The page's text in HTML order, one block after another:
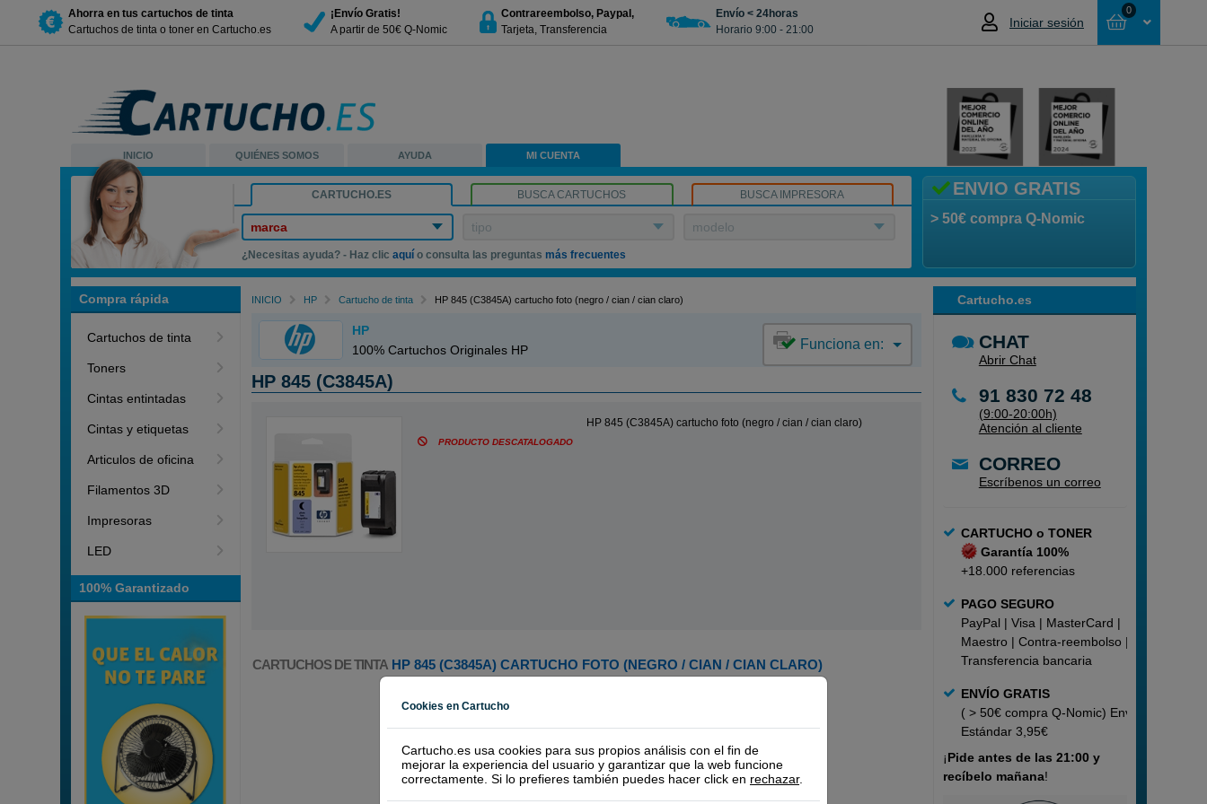
Ahorra en tus cartuchos de tinta
Cartuchos de tinta o toner en Cartucho.es
¡Envío Gratis!
A partir de 50€ Q-Nomic
Contrareembolso, Paypal,
Tarjeta, Transferencia
Envío < 24horas
Horario 9:00 - 21:00
Iniciar sesión
0
NO HAS SELECCIONADO NINGÚN
INICIO QUIÉNES SOMOS AYUDA MI CUENTA
ENVIO GRATIS
> 50€ compra Q-Nomic
CARTUCHO.ES BUSCA CARTUCHOS BUSCA IMPRESORA
marca tipo modelo
¿Necesitas ayuda? - Haz clicaquí o consulta las preguntas más frecuentes
Compra rápida
Cartuchos de tinta
Toners
Cintas entintadas
Cintas y etiquetas
Articulos de oficina
Filamentos 3D
Impresoras
LED
100% Garantizado
Cartucho.es
CHAT
Abrir Chat
91 830 72 48
(9:00-20:00h)
Atención al cliente
CORREO
Escríbenos un correo
CARTUCHO o TONER
Garantía 100%
+18.000 referencias
PAGO SEGURO
PayPal | Visa | MasterCard |
Maestro | Contra-reembolso |
Transferencia bancaria
ENVÍO GRATIS
( > 50€ compra Q-Nomic) Envío
Estándar 3,95€
¡Pide antes de las 21:00 y
recíbelo mañana!
INICIO HP Cartucho de tinta HP 845 (C3845A) cartucho foto (negro / cian / cian claro)
HP
100% Cartuchos Originales HP
Funciona en:
HP 845 (C3845A)
PRODUCTO DESCATALOGADO
HP 845 (C3845A) cartucho foto (negro / cian / cian claro)
CARTUCHOS DE TINTA HP 845 (C3845A) CARTUCHO FOTO (NEGRO / CIAN / CIAN CLARO)
Cookies en Cartucho
Cartucho.es usa cookies para sus propios análisis con el fin de
mejorar la experiencia del usuario y garantizar que la web funcione
correctamente. Si lo prefieres también puedes hacer click en rechazar.